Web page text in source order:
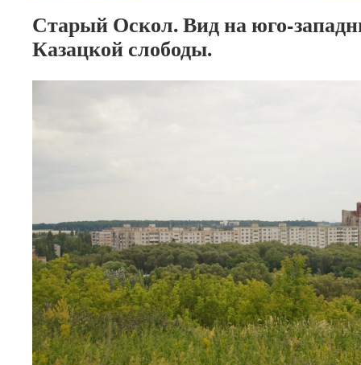
Старый Оскол. Вид на юго-
Казацкой слободы.